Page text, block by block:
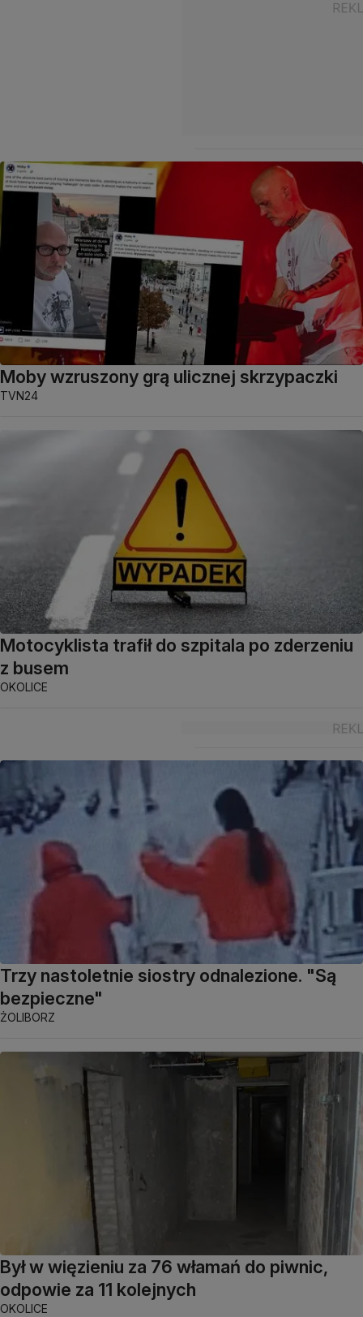
Moby wzruszony grą ulicznej skrzypaczki
TVN24
Motocyklista trafił do szpitala po zderzeniu
z busem
OKOLICE
Trzy nastoletnie siostry odnalezione. "Są
bezpieczne"
ŻOLIBORZ
Był w więzieniu za 76 włamań do piwnic,
odpowie za 11 kolejnych
OKOLICE